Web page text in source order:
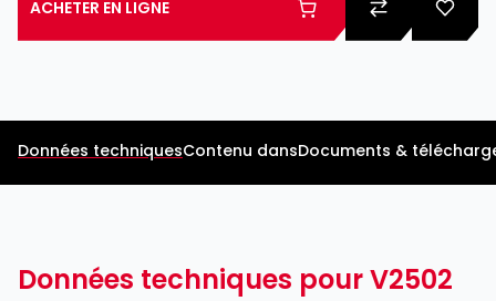
ACHETER EN LIGNE
Données techniquesContenu dansDocuments &
Données techniques pour V2502